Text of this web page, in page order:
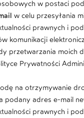
w postaci
w celu przesyłania
prawnych i
komunikacji
przetwarzania moich
Prywatności
na otrzymywanie
podany adres e-mail
prawnych i